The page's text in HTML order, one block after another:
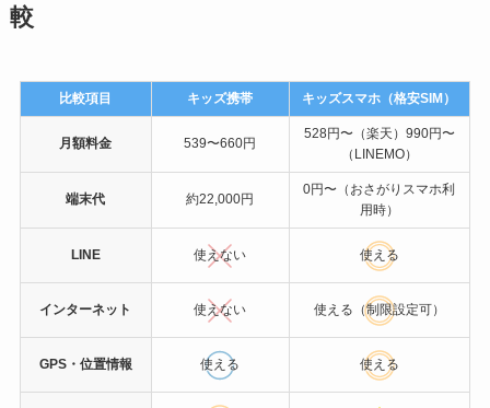
較
比較項目 キッズ携帯 キッズスマホ（格安SIM）
月額料金 539〜660円
528円〜（楽天）990円〜
（LINEMO）
端末代 約22,000円
0円〜（おさがりスマホ利
用時）
LINE 使えない 使える
インターネット 使えない 使える（制限設定可）
GPS・位置情報 使える 使える